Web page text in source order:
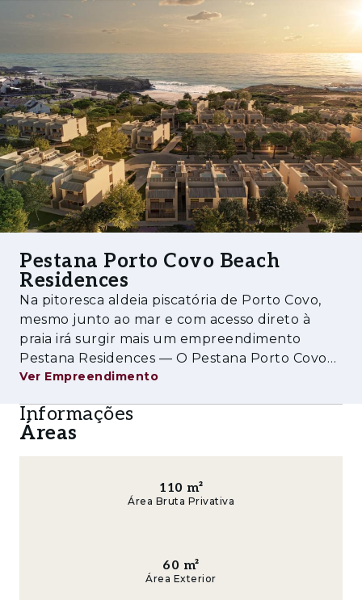
de investimento, tanto para lazer, como para
rentabilização.
Este projeto consistirá num conjunto de 238
apartamentos turísticos, com piscinas
privadas, num condomínio privado com
serviços e um núcleo central com jardins,
espaços de lazer e um restaurante.
Porto Covo está rodeada das mais belas e
naturais praias do país, excelentes para a
prática do windsurf e da pesca desportiva,
Pessegueiro, é outro ponto de interesse.
Pestana Porto Covo Beach
Residences
Na pitoresca aldeia piscatória de Porto Covo,
mesmo junto ao mar e com acesso direto à
praia irá surgir mais um empreendimento
Pestana Residences — O Pestana Porto Covo
Beach Residences. Uma óptima oportunidade
rentabilização. Este projeto consistirá n
Ver Empreendimento
Informações
Áreas
110 m²
Área Bruta Privativa
60 m²
Área Exterior